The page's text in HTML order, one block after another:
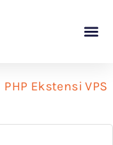
Ekstensi VPS